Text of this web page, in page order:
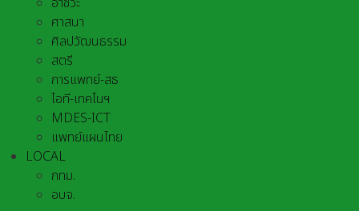
ศาสนา
ศิลปวัฒนธรรม
สตรี
การแพทย์-สธ
ไอที-เทคโนฯ
MDES-ICT
แพทย์แผนไทย
LOCAL
กทม.
อบจ.